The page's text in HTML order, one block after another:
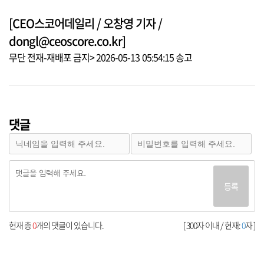
[CEO스코어데일리 / 오창영 기자 /
dongl@ceoscore.co.kr]
무단 전재-재배포 금지> 2026-05-13 05:54:15 송고
댓글
등록
[ 300자 이내 / 현재:0자 ]
현재 총0개의 댓글이 있습니다.